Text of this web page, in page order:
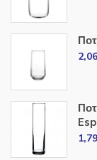
2,06
1,79